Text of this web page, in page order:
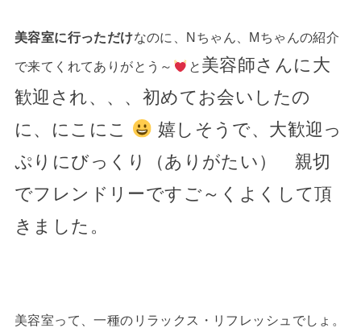
美容室に行っただけなのに、Nちゃん、Mちゃんの紹介
で来てくれてありがとう～
と 美容師さんに大
歓迎され、、、 初めてお会いしたの
に、にこにこ
嬉しそうで、大歓迎っ
ぷりにびっくり（ありがたい） 親切
でフレンドリーですご～くよくして頂
きました。
美容室って、一種のリラックス・リフレッシュでしょ。